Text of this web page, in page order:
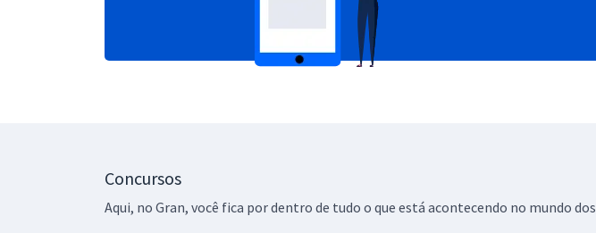
Concursos
Aqui, no Gran, você fica por dentro de tudo o que está acontecendo no mundo dos